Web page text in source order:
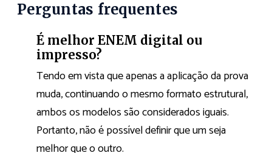
Perguntas frequentes
É melhor ENEM digital ou
impresso?
Tendo em vista que apenas a aplicação da prova
muda, continuando o mesmo formato estrutural,
ambos os modelos são considerados iguais.
Portanto, não é possível definir que um seja
melhor que o outro.